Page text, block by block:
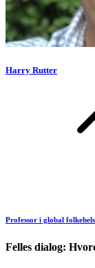
Harry Rutter
Professor i global
Felles dialog: